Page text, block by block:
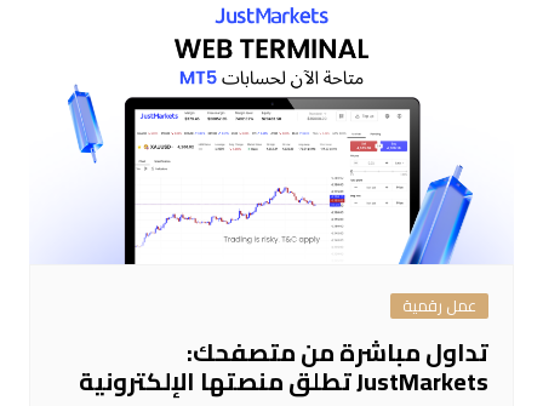
عمل رقمية
تداول مباشرة من متصفحك:
JustMarkets تطلق منصتها الإلكترونية